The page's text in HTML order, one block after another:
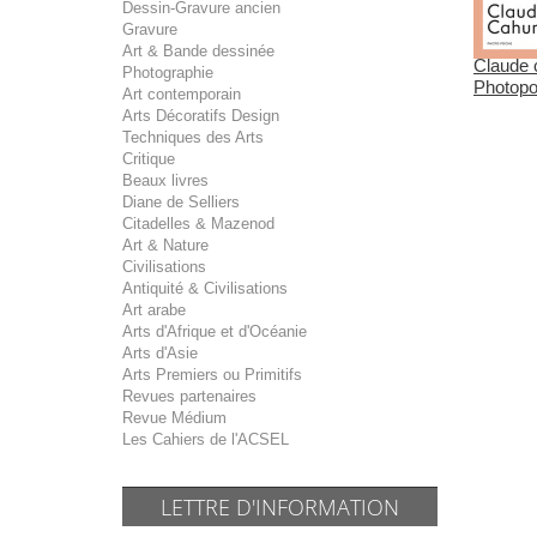
Dessin-Gravure ancien
Gravure
Art & Bande dessinée
Photographie
Art contemporain
Arts Décoratifs Design
Techniques des Arts
Critique
Beaux livres
Diane de Selliers
Citadelles & Mazenod
Art & Nature
Civilisations
Antiquité & Civilisations
Art arabe
Arts d'Afrique et d'Océanie
Arts d'Asie
Arts Premiers ou Primitifs
Revues partenaires
Revue Médium
Les Cahiers de l'ACSEL
LETTRE D'INFORMATION
Claude